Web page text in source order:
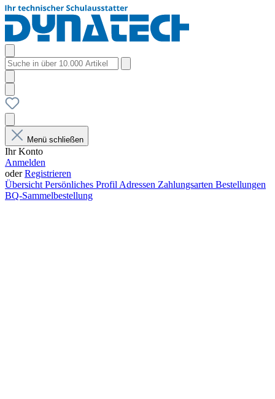
Menü schließen
Ihr Konto
Anmelden
oderRegistrieren
Übersicht Persönliches Profil Adressen Zahlungsarten Bestellungen
BQ-Sammelbestellung